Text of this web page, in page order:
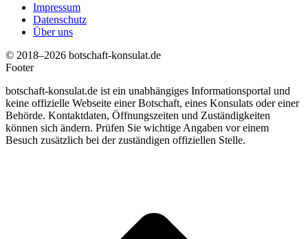
Impressum
Datenschutz
Über uns
© 2018–2026 botschaft-konsulat.de
Footer
botschaft-konsulat.de ist ein unabhängiges Informationsportal und
keine offizielle Webseite einer Botschaft, eines Konsulats oder einer
Behörde. Kontaktdaten, Öffnungszeiten und Zuständigkeiten
können sich ändern. Prüfen Sie wichtige Angaben vor einem
Besuch zusätzlich bei der zuständigen offiziellen Stelle.